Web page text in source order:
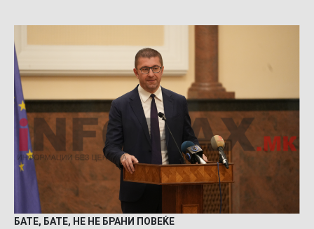
БАТЕ, БАТЕ, НЕ НЕ БРАНИ ПОВЕЌЕ